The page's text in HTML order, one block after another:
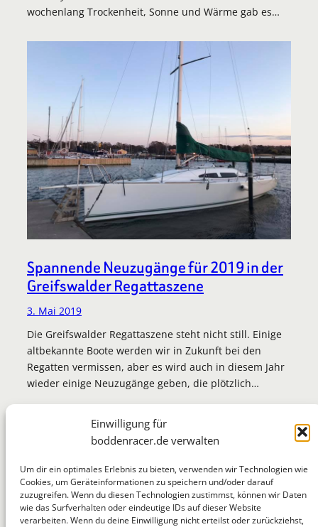
Einwilligung für
boddenracer.de verwalten
Um dir ein optimales Erlebnis zu bieten, verwenden wir Technologien wie
Cookies, um Geräteinformationen zu speichern und/oder darauf
zuzugreifen. Wenn du diesen Technologien zustimmst, können wir Daten
wie das Surfverhalten oder eindeutige IDs auf dieser Website
verarbeiten. Wenn du deine Einwilligung nicht erteilst oder zurückziehst,
wochenlang Trockenheit, Sonne und Wärme gab es…
Spannende Neuzugänge für 2019 in der
Greifswalder Regattaszene
3. Mai 2019
Die Greifswalder Regattaszene steht nicht still. Einige
altbekannte Boote werden wir in Zukunft bei den
Regatten vermissen, aber es wird auch in diesem Jahr
wieder einige Neuzugänge geben, die plötzlich…
BoddenRacer